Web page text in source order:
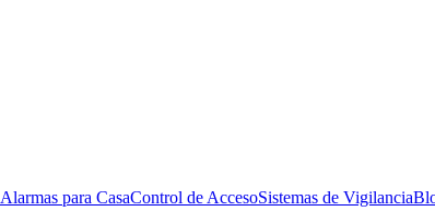
Alarmas para CasaControl de AccesoSistemas de Vigilancia